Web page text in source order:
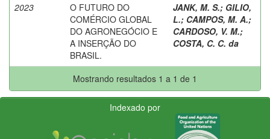
2023
O FUTURO DO
COMÉRCIO GLOBAL
DO AGRONEGÓCIO E
A INSERÇÃO DO
BRASIL.
JANK, M. S.; GILIO,
L.; CAMPOS, M. A.;
CARDOSO, V. M.;
COSTA, C. C. da
Mostrando resultados 1 a 1 de 1
Indexado por